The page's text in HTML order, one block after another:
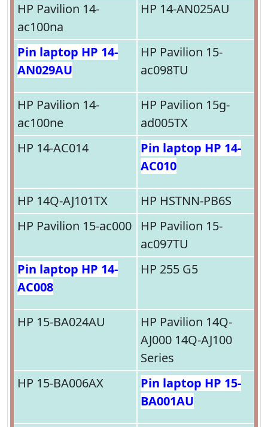
HP Pavilion 14-
ac100na
HP 14-AN025AU
Pin laptop HP 14-
AN029AU
HP Pavilion 15-
ac098TU
HP Pavilion 14-
ac100ne
HP Pavilion 15g-
ad005TX
HP 14-AC014
Pin laptop HP 14-
AC010
HP 14Q-AJ101TX
HP HSTNN-PB6S
HP Pavilion 15-ac000
HP Pavilion 15-
ac097TU
Pin laptop HP 14-
AC008
HP 255 G5
HP 15-BA024AU
HP Pavilion 14Q-
AJ000 14Q-AJ100
Series
HP 15-BA006AX
Pin laptop HP 15-
BA001AU